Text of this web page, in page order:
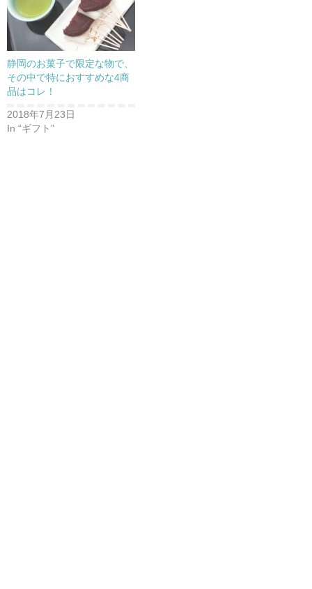
静岡のお菓子で限定な物で、
その中で特におすすめな4商
品はコレ！
2018年7月23日
In “ギフト”